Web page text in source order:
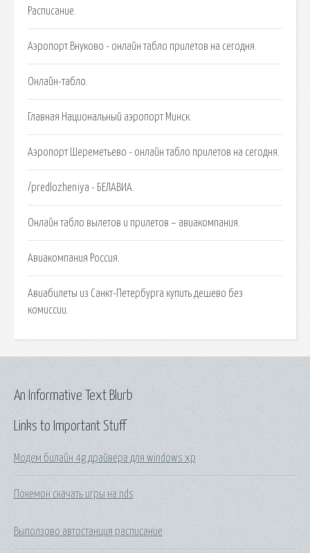
Расписание.
Аэропорт Внуково - онлайн табло прилетов на сегодня.
Онлайн-табло.
Главная Национальный аэропорт Минск.
Аэропорт Шереметьево - онлайн табло прилетов на сегодня.
/predlozheniya - БЕЛАВИА.
Онлайн табло вылетов и прилетов – авиакомпания.
Авиакомпания Россия.
Авиабилеты из Санкт-Петербурга купить дешево без
комиссии.
Links to Important Stuff
Модем билайн 4g драйвера для windows xp
Покемон скачать игры на nds
Выползово автостанция расписание
An Informative Text Blurb